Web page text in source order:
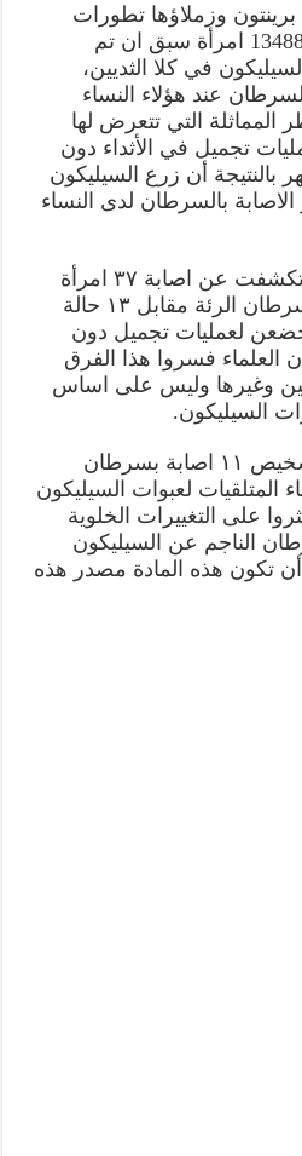
وزملاؤها تطورات
الأوضاع الصحية لحوالي 13488 امرأة سبق ان تم
في كلا الثديين،
عند هؤلاء النساء
المماثلة التي تتعرض لها
تجميل في الأثداء دون
بالنتيجة أن زرع السيليكون
بالسرطان لدى النساء
والحقيقة أن الفحوصات تكشفت عن اصابة ۳۷ امرأة
ممن تلقين السيليكون بسرطان الرئة مقابل ۱۳ حالة
لعمليات تجميل دون
العلماء فسروا هذا الفرق
وغيرها وليس على اساس
السيليكون.
واستطاع العلماء ايضا تشخيص ۱۱ اصابة بسرطان
المتلقيات لعبوات السيليكون
على التغييرات الخلوية
الناجم عن السيليكون
أن تكون هذه المادة مصدر هذه